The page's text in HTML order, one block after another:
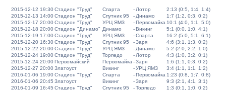
2015-12-12 19:30Стадион "Труд" Спарта - Лотор
2:13 (0:5, 1:4, 1:4)
2015-12-13 14:00Стадион "Труд" Спутник 95 - Динамо
1:7 (1:2, 0:3, 0:2)
2015-12-17 20:00Стадион "Труд" УРЦ ЯМЗ -Первомайка 10:1 (4:0, 1:1, 5:0)
2015-12-18 20:00Стадион "Динамо" Динамо -Викинг
5:1 (0:0, 1:0, 4:1)
2015-12-19 17:00Стадион "Труд" УРЦ ЯМЗ -Спарта
16:2 (5:0, 5:1, 6:1)
2015-12-20 16:30Стадион "Труд" Спутник 95 -Заря
4:6 (3:1, 1:3, 0:2)
2015-12-22 20:00Стадион "Труд" УРЦ ЯМЗ - Динамо
5:2 (2:0, 2:2, 1:0)
2015-12-24 19:00Стадион "Труд" Торпедо - Лотор
4:3 (1:0, 3:2, 0:1)
2015-12-24 20:00Первомайский Первомайка -Заря
1:6 (1:1, 0:3, 0:2)
2015-12-27 20:00Златоуст Викинг -УРЦ ЯМЗ
3:4 (1:1, 1:1, 1:2)
2016-01-06 19:00Стадион "Труд" Спарта -Первомайка 1:23 (0:8, 1:7, 0:8)
2016-01-06 20:45 Златоуст Викинг -Заря
9:3 (2:1, 4:1, 3:1)
2016-01-09 16:45 Стадион "Труд" Спутник 95 -Торпедо
1:3 (0:1, 1:0, 0:2)